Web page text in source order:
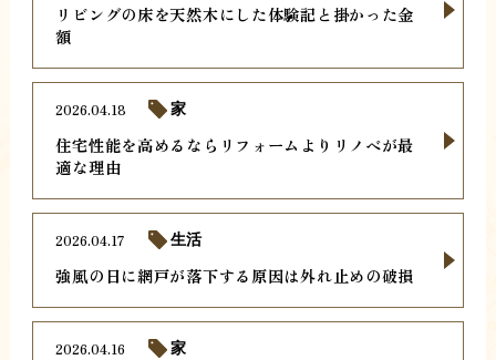
リビングの床を天然木にした体験記と掛かった金
額
住宅性能を高めるならリフォームよりリノベが最
適な理由
2026.04.18 家
強風の日に網戸が落下する原因は外れ止めの破損
2026.04.17 生活
2026.04.16 家